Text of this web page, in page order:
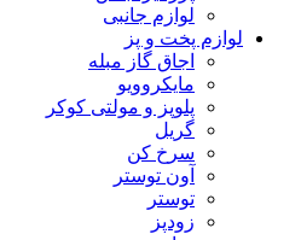
لوازم جانبی
لوازم پخت و پز
اجاق گاز مبله
مایکروویو
پلوپز و مولتی کوکر
گریل
سرخ کن
آون توستر
توستر
زودپز